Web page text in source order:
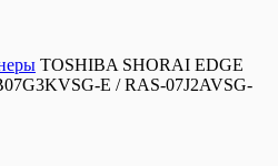
TOSHIBA SHORAI EDGE
E / RAS-07J2AVSG-